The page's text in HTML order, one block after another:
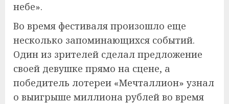
небе».
Во время фестиваля произошло еще
несколько запоминающихся событий.
Один из зрителей сделал предложение
своей девушке прямо на сцене, а
победитель лотереи «Мечталлион» узнал
о выигрыше миллиона рублей во время